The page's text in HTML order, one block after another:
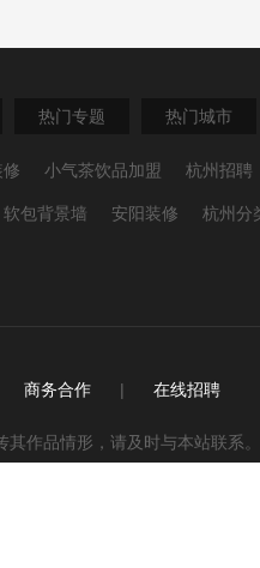
热门专题 热门城市
小气茶饮品加盟 杭州招聘
软包背景墙 安阳装修 杭州分
商务合作 | 在线招聘
作品情形，请及时与本站联系